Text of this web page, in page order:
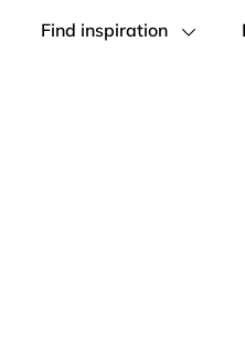
Find inspiration